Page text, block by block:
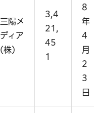
三陽メ
ディア
(株)
3,4
21,
45
1
8
年
4
月
2
3
日